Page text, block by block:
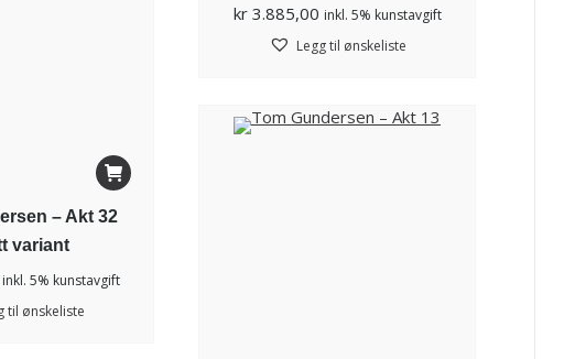
kr3.885,00 inkl. 5% kunstavgift
Legg til ønskeliste
– Akt 32
variant
inkl. 5% kunstavgift
til ønskeliste